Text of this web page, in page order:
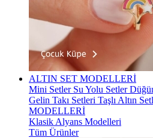
ALTIN SET MODELLERİ
Mini Setler Su Yolu Setler
Gelin Takı Setleri Taşlı Altın
MODELLERİ
Klasik Alyans Modelleri
Tüm Ürünler